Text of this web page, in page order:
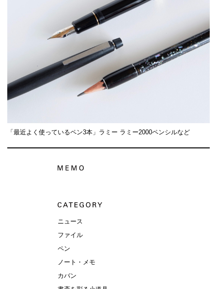
「最近よく使っているペン3本」ラミー ラミー2000ペンシルなど
ニュース
ファイル
ペン
ノート・メモ
カバン